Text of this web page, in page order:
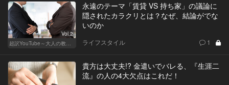
Vol.2
超訳YouTube～大人の教養講座～
永遠のテーマ「賃貸 VS 持ち家」の議論に
隠されたカラクリとは？なぜ、結論がでな
いのか
ライフスタイル 1
貴方は大丈夫!? 金遣いでバレる、『生涯二
流』の人の4大欠点はこれだ！